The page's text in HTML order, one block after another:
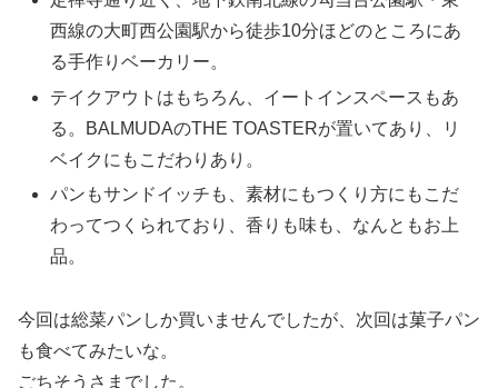
西線の大町西公園駅から徒歩10分ほどのところにあ
る手作りベーカリー。
テイクアウトはもちろん、イートインスペースもあ
る。BALMUDAのTHE TOASTERが置いてあり、リ
ベイクにもこだわりあり。
パンもサンドイッチも、素材にもつくり方にもこだ
わってつくられており、香りも味も、なんともお上
品。
今回は総菜パンしか買いませんでしたが、次回は菓子パン
も食べてみたいな。
ごちそうさまでした。